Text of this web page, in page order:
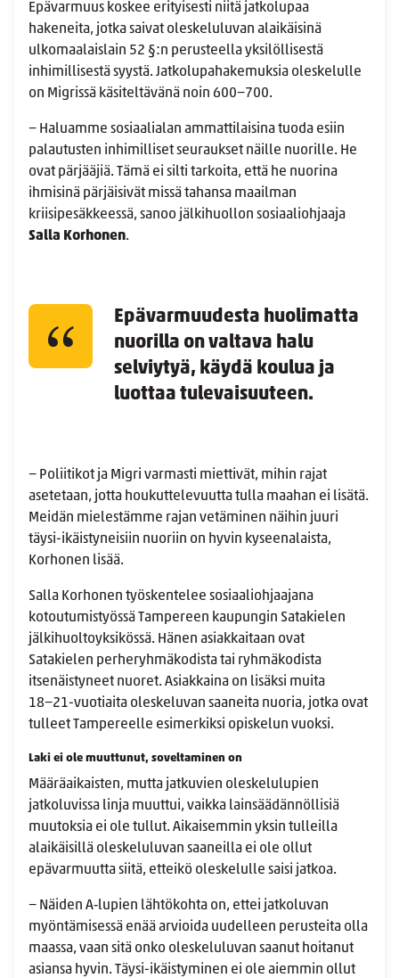
Epävarmuus koskee erityisesti niitä jatkolupaa
hakeneita, jotka saivat oleskeluluvan alaikäisinä
ulkomaalaislain 52 §:n perusteella yksilöllisestä
inhimillisestä syystä. Jatkolupahakemuksia oleskelulle
on Migrissä käsiteltävänä noin 600−700.
− Haluamme sosiaalialan ammattilaisina tuoda esiin
palautusten inhimilliset seuraukset näille nuorille. He
ovat pärjääjiä. Tämä ei silti tarkoita, että he nuorina
ihmisinä pärjäisivät missä tahansa maailman
kriisipesäkkeessä, sanoo jälkihuollon sosiaaliohjaaja
Salla Korhonen.
Epävarmuudesta huolimatta
nuorilla on valtava halu
selviytyä, käydä koulua ja
luottaa tulevaisuuteen.
− Poliitikot ja Migri varmasti miettivät, mihin rajat
asetetaan, jotta houkuttelevuutta tulla maahan ei lisätä.
Meidän mielestämme rajan vetäminen näihin juuri
täysi-ikäistyneisiin nuoriin on hyvin kyseenalaista,
Korhonen lisää.
Salla Korhonen työskentelee sosiaaliohjaajana
kotoutumistyössä Tampereen kaupungin Satakielen
jälkihuoltoyksikössä. Hänen asiakkaitaan ovat
Satakielen perheryhmäkodista tai ryhmäkodista
itsenäistyneet nuoret. Asiakkaina on lisäksi muita
18−21-vuotiaita oleskeluvan saaneita nuoria, jotka ovat
tulleet Tampereelle esimerkiksi opiskelun vuoksi.
Laki ei ole muuttunut, soveltaminen on
Määräaikaisten, mutta jatkuvien oleskelulupien
jatkoluvissa linja muuttui, vaikka lainsäädännöllisiä
muutoksia ei ole tullut. Aikaisemmin yksin tulleilla
alaikäisillä oleskeluluvan saaneilla ei ole ollut
epävarmuutta siitä, etteikö oleskelulle saisi jatkoa.
− Näiden A‑lupien lähtökohta on, ettei jatkoluvan
myöntämisessä enää arvioida uudelleen perusteita olla
maassa, vaan sitä onko oleskeluluvan saanut hoitanut
asiansa hyvin. Täysi-ikäistyminen ei ole aiemmin ollut